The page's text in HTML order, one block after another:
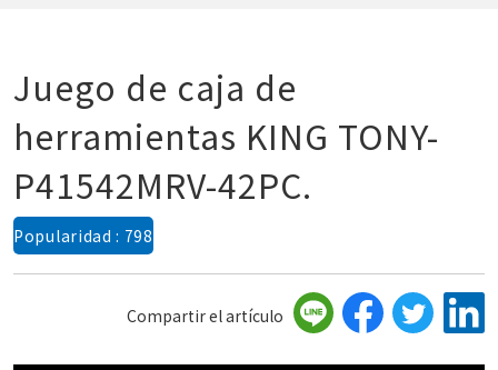
Juego de caja de
herramientas KING TONY-
P41542MRV-42PC.
Popularidad : 798
Compartir el artículo